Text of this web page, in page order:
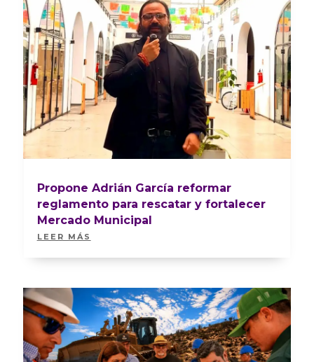
Propone Adrián García reformar
reglamento para rescatar y fortalecer
Mercado Municipal
LEER MÁS